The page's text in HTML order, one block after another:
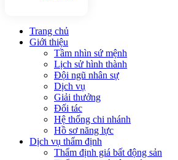
Trang chủ
Giới thiệu
Tầm nhìn sứ mệnh
Lịch sử hình thành
Đội ngũ nhân sự
Dịch vụ
Giải thưởng
Đối tác
Hệ thống chi nhánh
Hồ sơ năng lực
Dịch vụ thẩm định
Thẩm định giá bất động sản